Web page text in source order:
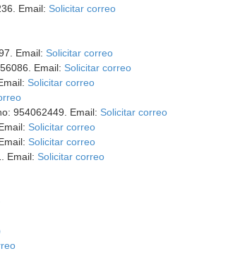
Email: Solicitar correo
Email: Solicitar correo
Email: Solicitar correo
Solicitar correo
954062449. Email: Solicitar correo
Solicitar correo
Solicitar correo
Email: Solicitar correo